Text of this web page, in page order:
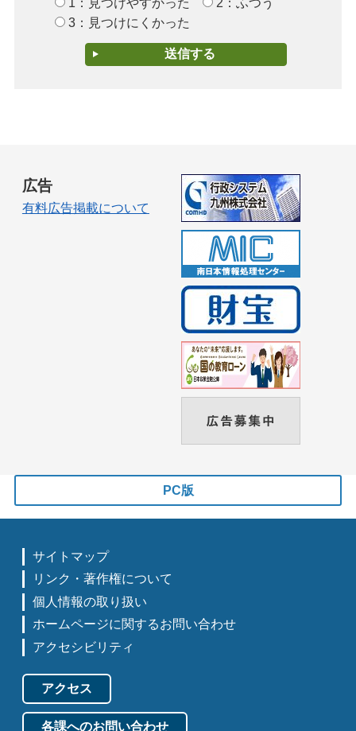
1：見つけやすかった
2：ふつう
3：見つけにくかった
広告
有料広告掲載について
PC版
サイトマップ
リンク・著作権について
個人情報の取り扱い
ホームページに関するお問い合わせ
アクセシビリティ
アクセス
各課へのお問い合わせ